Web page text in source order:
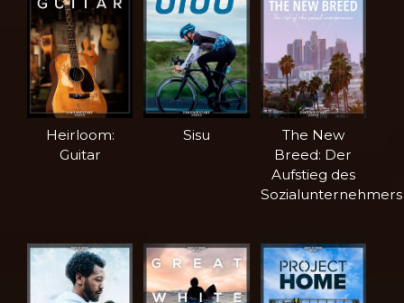
Heirloom:
Guitar
Sisu
The New
Breed: Der
Aufstieg des
Sozialunternehmers